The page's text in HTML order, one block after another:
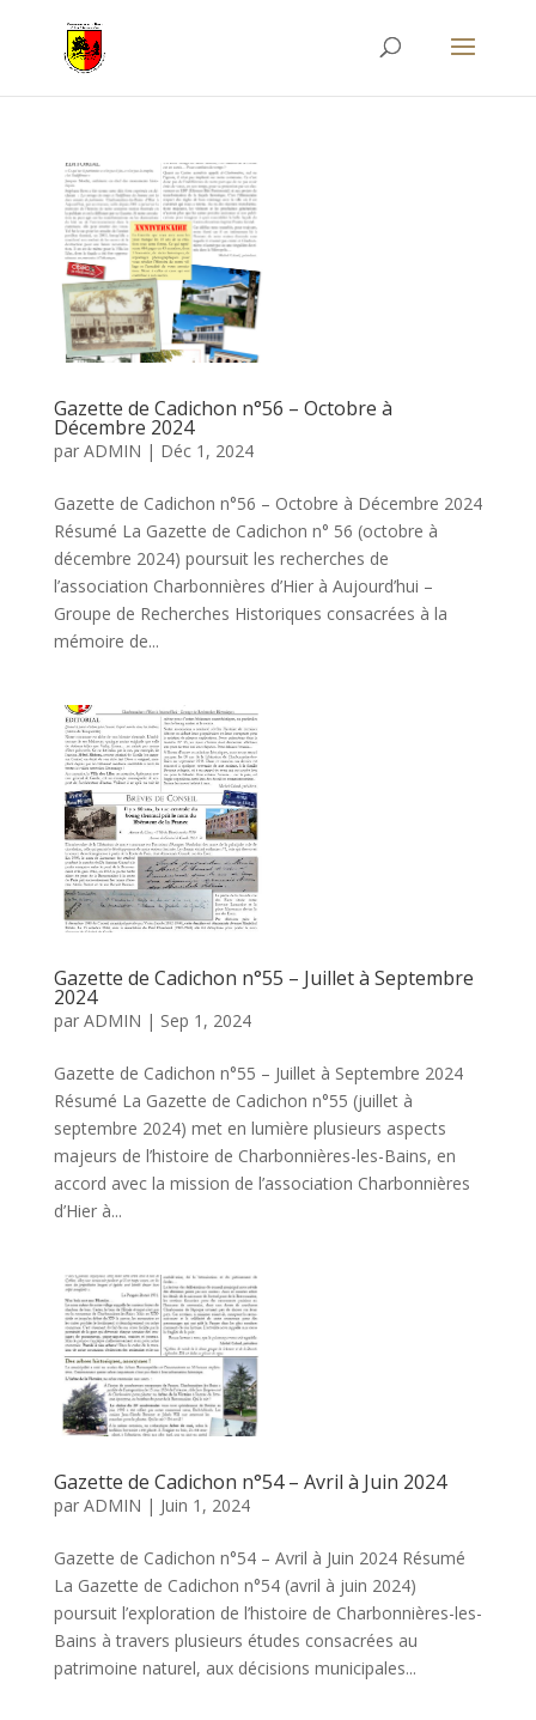
Gazette de Cadichon n°56 – Octobre à
Décembre 2024
par ADMIN | Déc 1, 2024
Gazette de Cadichon n°56 – Octobre à Décembre 2024
Résumé La Gazette de Cadichon n° 56 (octobre à
décembre 2024) poursuit les recherches de
l’association Charbonnières d’Hier à Aujourd’hui –
Groupe de Recherches Historiques consacrées à la
mémoire de...
Gazette de Cadichon n°55 – Juillet à Septembre
2024
par ADMIN | Sep 1, 2024
Gazette de Cadichon n°55 – Juillet à Septembre 2024
Résumé La Gazette de Cadichon n°55 (juillet à
septembre 2024) met en lumière plusieurs aspects
majeurs de l’histoire de Charbonnières-les-Bains, en
accord avec la mission de l’association Charbonnières
d’Hier à...
Gazette de Cadichon n°54 – Avril à Juin 2024
par ADMIN | Juin 1, 2024
Gazette de Cadichon n°54 – Avril à Juin 2024 Résumé
La Gazette de Cadichon n°54 (avril à juin 2024)
poursuit l’exploration de l’histoire de Charbonnières-les-
Bains à travers plusieurs études consacrées au
patrimoine naturel, aux décisions municipales...